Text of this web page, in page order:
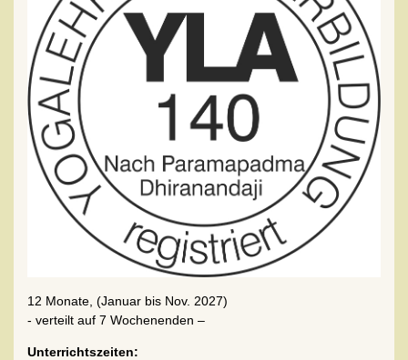
12 Monate, (Januar bis Nov. 2027)
- verteilt auf 7 Wochenenden –
Unterrichtszeiten: